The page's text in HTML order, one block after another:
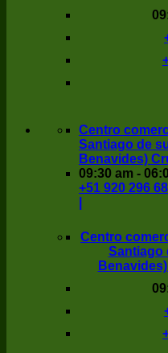
Centro
Santiago de
Benavides)
09:30 am -
+51 920 296
Centro
Santiago